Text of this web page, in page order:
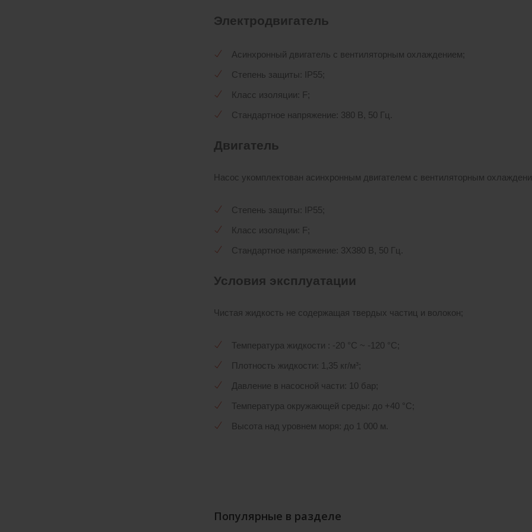
Электродвигатель
Асинхронный двигатель с вентиляторным охлаждением;
Степень защиты: IP55;
Класс изоляции: F;
Стандартное напряжение: 380 В, 50 Гц.
Двигатель
Насос укомплектован асинхронным двигателем с вентиляторным
Степень защиты: IP55;
Класс изоляции: F;
Стандартное напряжение: 3X380 В, 50 Гц.
Условия эксплуатации
Чистая жидкость не содержащая твердых частиц и волокон;
Температура жидкости : -20 °С ~ -120 °С;
Плотность жидкости: 1,35 кг/м³;
Давление в насосной части: 10 бар;
Температура окружающей среды: до +40 °С;
Высота над уровнем моря: до 1 000 м.
Популярные в разделе